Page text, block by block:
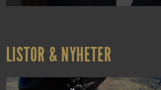
LISTOR & NYHETER